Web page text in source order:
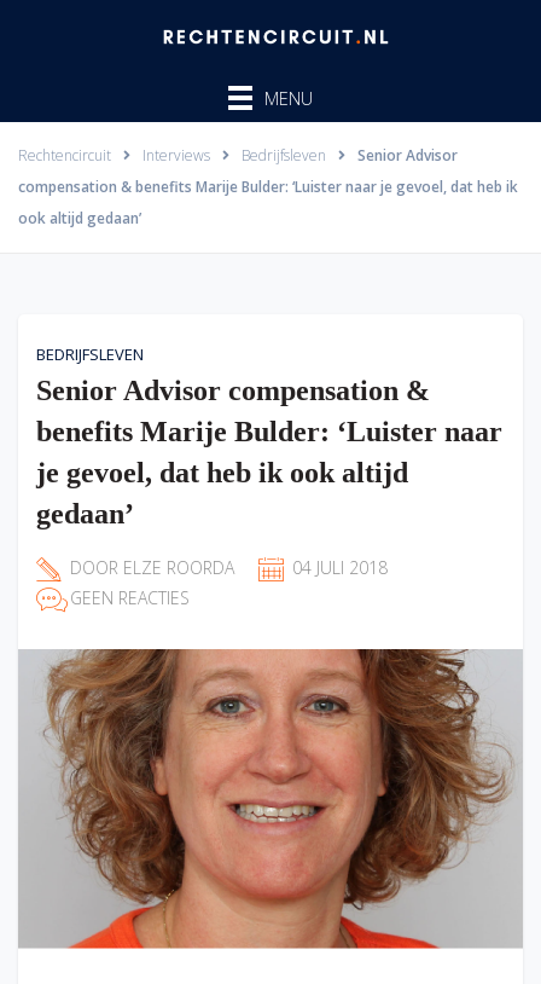
MENU
Rechtencircuit Interviews Bedrijfsleven
Senior Advisor
compensation & benefits Marije Bulder: ‘Luister naar je gevoel, dat heb ik
ook altijd gedaan’
BEDRIJFSLEVEN
Senior Advisor compensation &
benefits Marije Bulder: ‘Luister naar
je gevoel, dat heb ik ook altijd
gedaan’
DOOR ELZE ROORDA
04 JULI 2018
GEEN REACTIES